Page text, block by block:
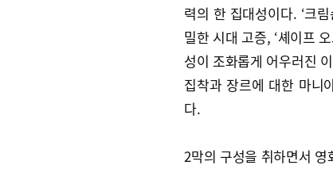
력의 한 집대성이다. ‘크
밀한 시대 고증, ‘셰이프
성이 조화롭게 어우러진
집착과 장르에 대한 마니
다.
2막의 구성을 취하면서